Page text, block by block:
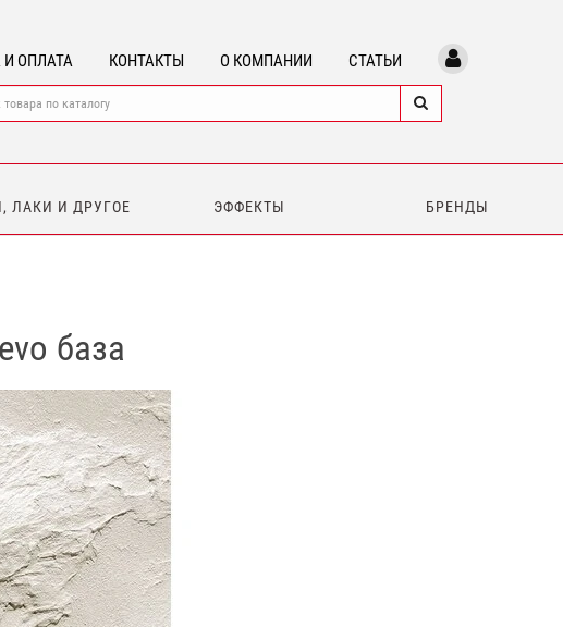
ОПЛАТА КОНТАКТЫ О КОМПАНИИ СТАТЬИ
ЛАКИ И ДРУГОЕ ЭФФЕКТЫ БРЕНДЫ
база